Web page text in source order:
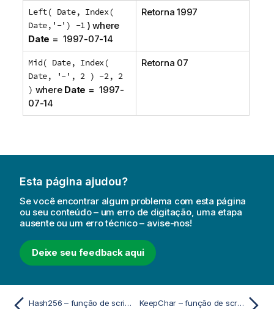
Left( Date, Index(
Date,'-') -1 ) where
Date = 1997-07-14
Retorna 1997
Mid( Date, Index(
Date, '-', 2 ) -2, 2
) where Date = 1997-
07-14
Retorna 07
Esta página ajudou?
Se você encontrar algum problema com esta página
ou seu conteúdo – um erro de digitação, uma etapa
ausente ou um erro técnico – avise-nos!
Deixe seu feedback aqui
Hash256 – função de script e gráfico KeepChar – função de script e gráfico